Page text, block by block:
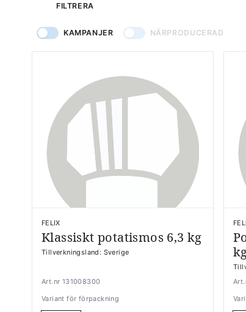
FILTRERA
KAMPANJER NÄRPRODUCERAD
FELIX
Klassiskt potatismos 6,3 kg
Tillverkningsland: Sverige
Art.nr 131008300
Variant för förpackning